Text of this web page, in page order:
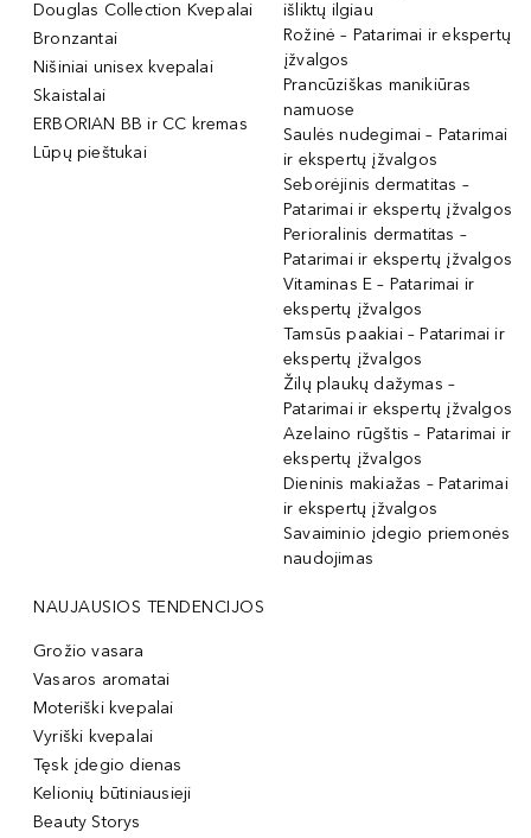
Douglas Collection Kvepalai
Bronzantai
Nišiniai unisex kvepalai
Skaistalai
ERBORIAN BB ir CC kremas
Lūpų pieštukai
išliktų ilgiau
Rožinė – Patarimai ir ekspertų
įžvalgos
Prancūziškas manikiūras
namuose
Saulės nudegimai – Patarimai
ir ekspertų įžvalgos
Seborėjinis dermatitas –
Patarimai ir ekspertų įžvalgos
Perioralinis dermatitas –
Patarimai ir ekspertų įžvalgos
Vitaminas E – Patarimai ir
ekspertų įžvalgos
Tamsūs paakiai – Patarimai ir
ekspertų įžvalgos
Žilų plaukų dažymas –
Patarimai ir ekspertų įžvalgos
Azelaino rūgštis – Patarimai ir
ekspertų įžvalgos
Dieninis makiažas – Patarimai
ir ekspertų įžvalgos
Savaiminio įdegio priemonės
naudojimas
NAUJAUSIOS TENDENCIJOS
Grožio vasara
Vasaros aromatai
Moteriški kvepalai
Vyriški kvepalai
Tęsk įdegio dienas
Kelionių būtiniausieji
Beauty Storys